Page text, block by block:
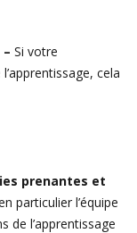
Si votre
cela
prenantes et
particulier l’équipe
de l’apprentissage